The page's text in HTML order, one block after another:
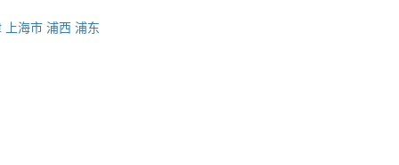
上海市 浦西 浦东